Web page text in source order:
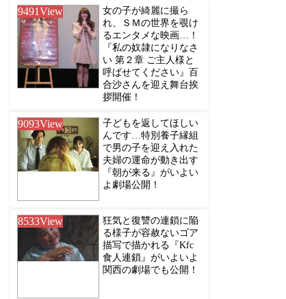
9491View
女の子が綺麗に撮ら
れ、ＳＭの世界を覗け
るエンタメな映画…！
『私の奴隷になりなさ
い 第２章 ご主人様と
呼ばせてください』百
合沙さんを迎え舞台挨
拶開催！
9093View
子どもを返してほしい
んです…特別養子縁組
で男の子を迎え入れた
夫婦の運命が動き出す
『朝が来る』がいよい
よ劇場公開！
8533View
狂気と復讐の連鎖に陥
る様子が容赦ないゴア
描写で描かれる『Kfc
食人連鎖』がいよいよ
関西の劇場でも公開！